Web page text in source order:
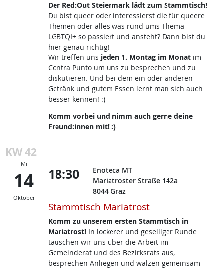
Der Red:Out Steiermark lädt zum Stammtisch!
Du bist queer oder interessierst die für queere
Themen oder alles was rund ums Thema
LGBTQI+ so passiert und ansteht? Dann bist du
hier genau richtig!
Wir treffen uns jeden 1. Montag im Monatim
Contra Punto um uns zu besprechen und zu
diskutieren. Und bei dem ein oder anderen
Getränk und gutem Essen lernt man sich auch
besser kennen! :)
Komm vorbei und nimm auch gerne deine
Freund:innen mit! :)
KW 42
Mi
14
Oktober
18:30
Enoteca MT
Mariatroster Straße 142a
8044 Graz
Stammtisch Mariatrost
Komm zu unserem ersten Stammtisch in
Mariatrost! In lockerer und geselliger Runde
tauschen wir uns über die Arbeit im
Gemeinderat und des Bezirksrats aus,
besprechen Anliegen und wälzen gemeinsam